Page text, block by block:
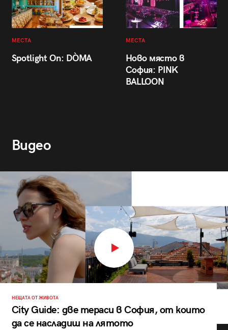
МЕСТА
Spotlight On: DÒMA
МЕСТА
Ново място в
София: PINK
BALLOON
Видео
НЕЩАТА ОТ ЖИВОТА
City Guide: две тераси в София, от които
да се насладиш на лятото